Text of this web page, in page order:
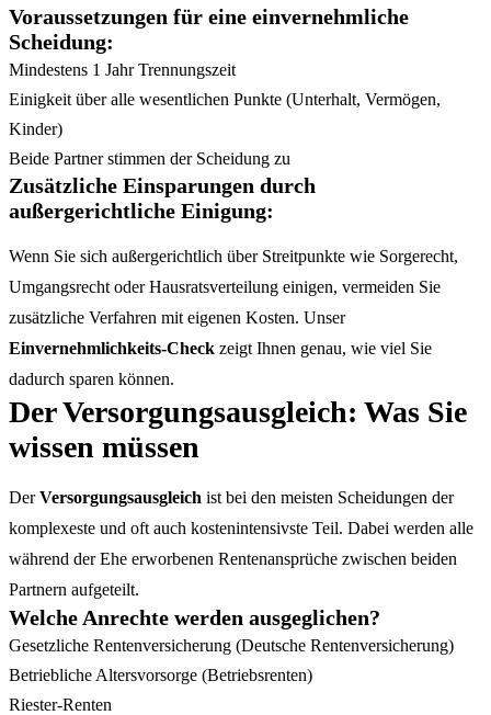
Voraussetzungen für eine einvernehmliche
Scheidung:
Mindestens 1 Jahr Trennungszeit
Einigkeit über alle wesentlichen Punkte (Unterhalt, Vermögen,
Kinder)
Beide Partner stimmen der Scheidung zu
Zusätzliche Einsparungen durch
außergerichtliche Einigung:
Wenn Sie sich außergerichtlich über Streitpunkte wie Sorgerecht,
Umgangsrecht oder Hausratsverteilung einigen, vermeiden Sie
zusätzliche Verfahren mit eigenen Kosten. Unser
Einvernehmlichkeits-Check zeigt Ihnen genau, wie viel Sie
dadurch sparen können.
Der Versorgungsausgleich: Was Sie
wissen müssen
DerVersorgungsausgleich ist bei den meisten Scheidungen der
komplexeste und oft auch kostenintensivste Teil. Dabei werden alle
während der Ehe erworbenen Rentenansprüche zwischen beiden
Partnern aufgeteilt.
Welche Anrechte werden ausgeglichen?
Gesetzliche Rentenversicherung (Deutsche Rentenversicherung)
Betriebliche Altersvorsorge (Betriebsrenten)
Riester-Renten